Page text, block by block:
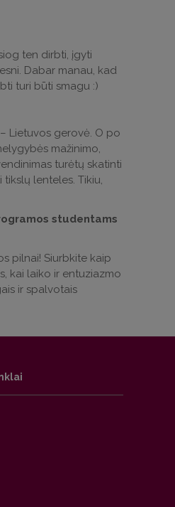
ten dirbti, įgyti
Dabar manau, kad
turi būti smagu :)
Lietuvos gerovė. O po
mažinimo,
turėtų skatinti
lenteles. Tikiu,
studentams
pilnai! Siurbkite kaip
kai laiko ir entuziazmo
ir spalvotais